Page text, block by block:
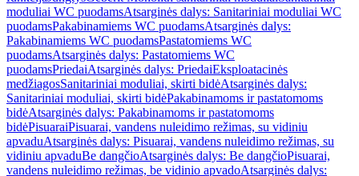
moduliai WC puodamsAtsarginės dalys: Sanitariniai moduliai WC
puodamsPakabinamiems WC puodamsAtsarginės dalys:
Pakabinamiems WC puodamsPastatomiems WC
puodamsAtsarginės dalys: Pastatomiems WC
puodamsPriedaiAtsarginės dalys: PriedaiEksploatacinės
medžiagosSanitariniai moduliai, skirti bidėAtsarginės dalys:
Sanitariniai moduliai, skirti bidėPakabinamoms ir pastatomoms
bidėAtsarginės dalys: Pakabinamoms ir pastatomoms
bidėPisuaraiPisuarai, vandens nuleidimo režimas, su vidiniu
apvaduAtsarginės dalys: Pisuarai, vandens nuleidimo režimas, su
vidiniu apvaduBe dangčioAtsarginės dalys: Be dangčioPisuarai,
vandens nuleidimo režimas, be vidinio apvadoAtsarginės dalys: